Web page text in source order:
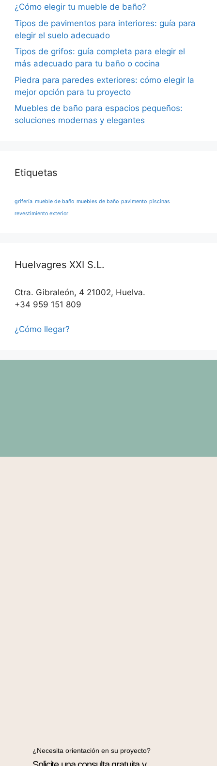
¿Cómo elegir tu mueble de baño?
Tipos de pavimentos para interiores: guía para
elegir el suelo adecuado
Tipos de grifos: guía completa para elegir el
más adecuado para tu baño o cocina
Piedra para paredes exteriores: cómo elegir la
mejor opción para tu proyecto
Muebles de baño para espacios pequeños:
soluciones modernas y elegantes
Etiquetas
grifería mueble de baño muebles de baño pavimento piscinas
revestimiento exterior
Huelvagres XXI S.L.
Ctra. Gibraleón, 4 21002, Huelva.
+34 959 151 809
¿Cómo llegar?
¿Necesita orientación en su proyecto?